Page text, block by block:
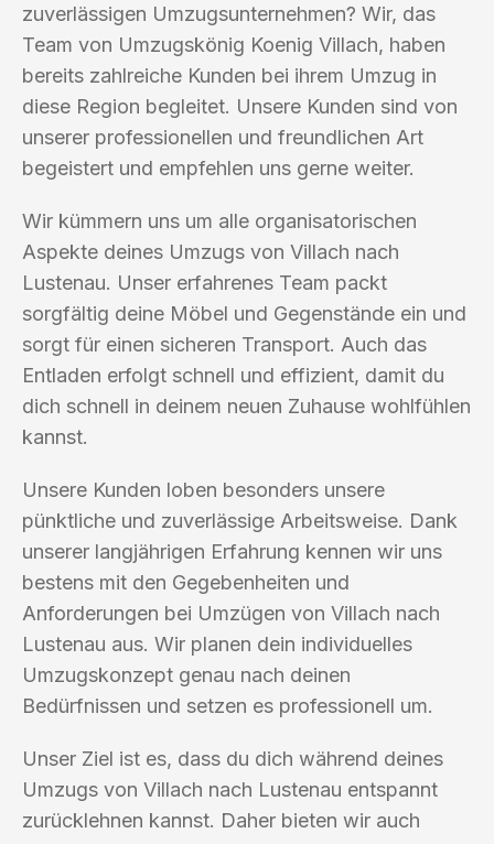
zuverlässigen Umzugsunternehmen? Wir, das
Team von Umzugskönig Koenig Villach, haben
bereits zahlreiche Kunden bei ihrem Umzug in
diese Region begleitet. Unsere Kunden sind von
unserer professionellen und freundlichen Art
begeistert und empfehlen uns gerne weiter.
Wir kümmern uns um alle organisatorischen
Aspekte deines Umzugs von Villach nach
Lustenau. Unser erfahrenes Team packt
sorgfältig deine Möbel und Gegenstände ein und
sorgt für einen sicheren Transport. Auch das
Entladen erfolgt schnell und effizient, damit du
dich schnell in deinem neuen Zuhause wohlfühlen
kannst.
Unsere Kunden loben besonders unsere
pünktliche und zuverlässige Arbeitsweise. Dank
unserer langjährigen Erfahrung kennen wir uns
bestens mit den Gegebenheiten und
Anforderungen bei Umzügen von Villach nach
Lustenau aus. Wir planen dein individuelles
Umzugskonzept genau nach deinen
Bedürfnissen und setzen es professionell um.
Unser Ziel ist es, dass du dich während deines
Umzugs von Villach nach Lustenau entspannt
zurücklehnen kannst. Daher bieten wir auch